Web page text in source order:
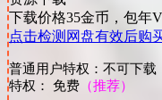
下载价格35金币，包年
点击检测网盘有效后购
普通用户特权：不可下
特权： 免费 （推荐）